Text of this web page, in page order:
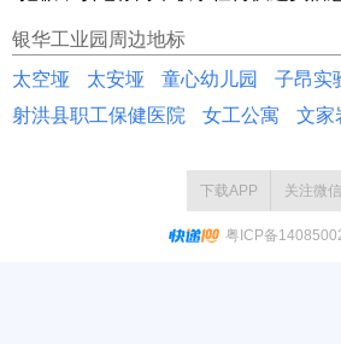
银华工业园周边地标
太空垭
太安垭 童心幼儿园 子昂实
射洪县职工保健医院
女工公寓 文家
下载APP 关注微信
粤ICP备